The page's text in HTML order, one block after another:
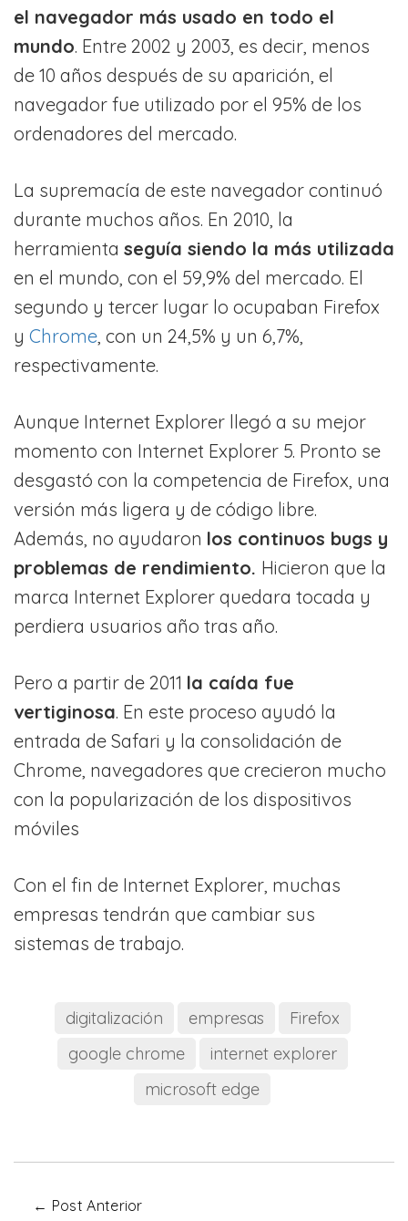
el navegador más usado en todo el
mundo. Entre 2002 y 2003, es decir, menos
de 10 años después de su aparición, el
navegador fue utilizado por el 95% de los
ordenadores del mercado.
La supremacía de este navegador continuó
durante muchos años. En 2010, la
herramienta seguía siendo la más utilizada
en el mundo, con el 59,9% del mercado. El
segundo y tercer lugar lo ocupaban Firefox
y Chrome , con un 24,5% y un 6,7%,
respectivamente.
Aunque Internet Explorer llegó a su mejor
momento con Internet Explorer 5. Pronto se
desgastó con la competencia de Firefox, una
versión más ligera y de código libre.
Además, no ayudaron los continuos bugs y
problemas de rendimiento. Hicieron que la
marca Internet Explorer quedara tocada y
perdiera usuarios año tras año.
Pero a partir de 2011 la caída fue
vertiginosa. En este proceso ayudó la
entrada de Safari y la consolidación de
Chrome, navegadores que crecieron mucho
con la popularización de los dispositivos
móviles
Con el fin de Internet Explorer, muchas
empresas tendrán que cambiar sus
sistemas de trabajo.
digitalización empresas
Firefox
google chrome
internet explorer
microsoft edge
← Post Anterior